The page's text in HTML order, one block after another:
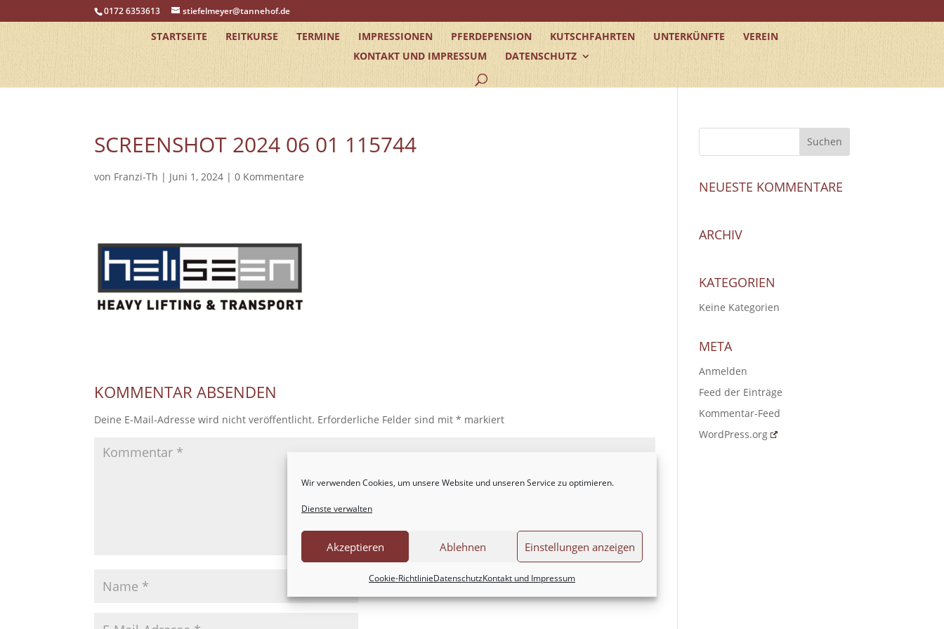
Wir verwenden Cookies, um unsere Website und unseren Service zu optimieren.
Dienste verwalten
Akzeptieren Ablehnen Einstellungen anzeigen
Cookie-RichtlinieDatenschutzKontakt und Impressum
0172 6353613 stiefelmeyer@tannehof.de
STARTSEITE REITKURSE TERMINE IMPRESSIONEN PFERDEPENSION KUTSCHFAHRTEN UNTERKÜNFTE
VEREIN
KONTAKT UND IMPRESSUM
DATENSCHUTZ
SCREENSHOT 2024 06 01 115744
von Franzi-Th | Juni 1, 2024 |0 Kommentare
KOMMENTAR ABSENDEN
Deine E-Mail-Adresse wird nicht veröffentlicht. Erforderliche Felder sind mit* markiert
NEUESTE KOMMENTARE
ARCHIV
KATEGORIEN
Keine Kategorien
META
Anmelden
Feed der Einträge
Kommentar-Feed
WordPress.org